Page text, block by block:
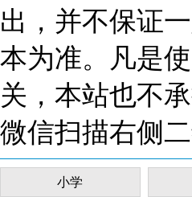
，并不保证
为准。凡是
，本站也不
信扫描右侧
小学